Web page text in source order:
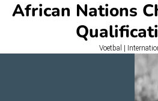
African Nations
Voetbal |